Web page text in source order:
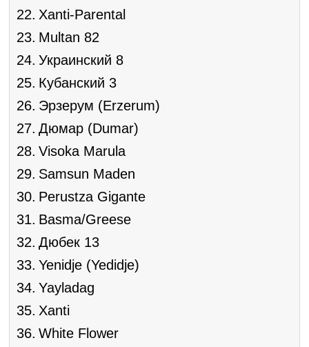
Xanti-Parental
Multan 82
Украинский 8
Кубанский 3
Эрзерум (Erzerum)
Дюмар (Dumar)
Visoka Marula
Samsun Maden
Perustza Gigante
Basma/Greese
Дюбек 13
Yenidje (Yedidje)
Yayladag
Xanti
White Flower